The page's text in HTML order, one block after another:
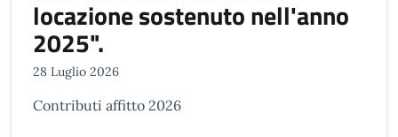
locazione sostenuto nell'anno
2025".
28 Luglio 2026
Contributi affitto 2026